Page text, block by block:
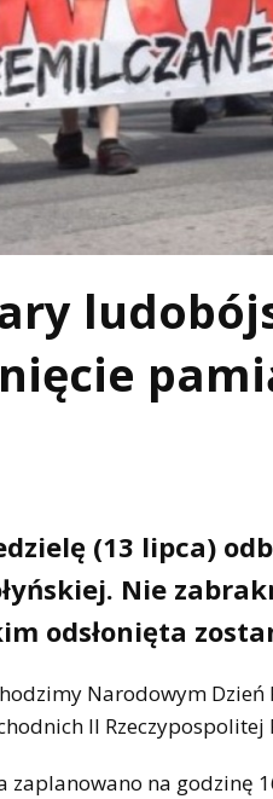
(13 lipca)
Nie
odsłonięta
Narodowym
II Rzeczypospolitej
zaplanowano na godzinę